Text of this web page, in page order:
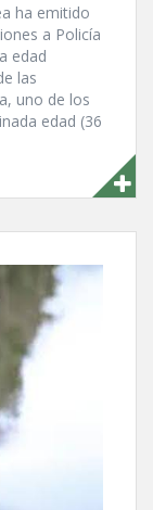
ha emitido
a Policí­a
edad
las
uno de los
edad (36